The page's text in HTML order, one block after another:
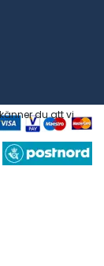
du att vi